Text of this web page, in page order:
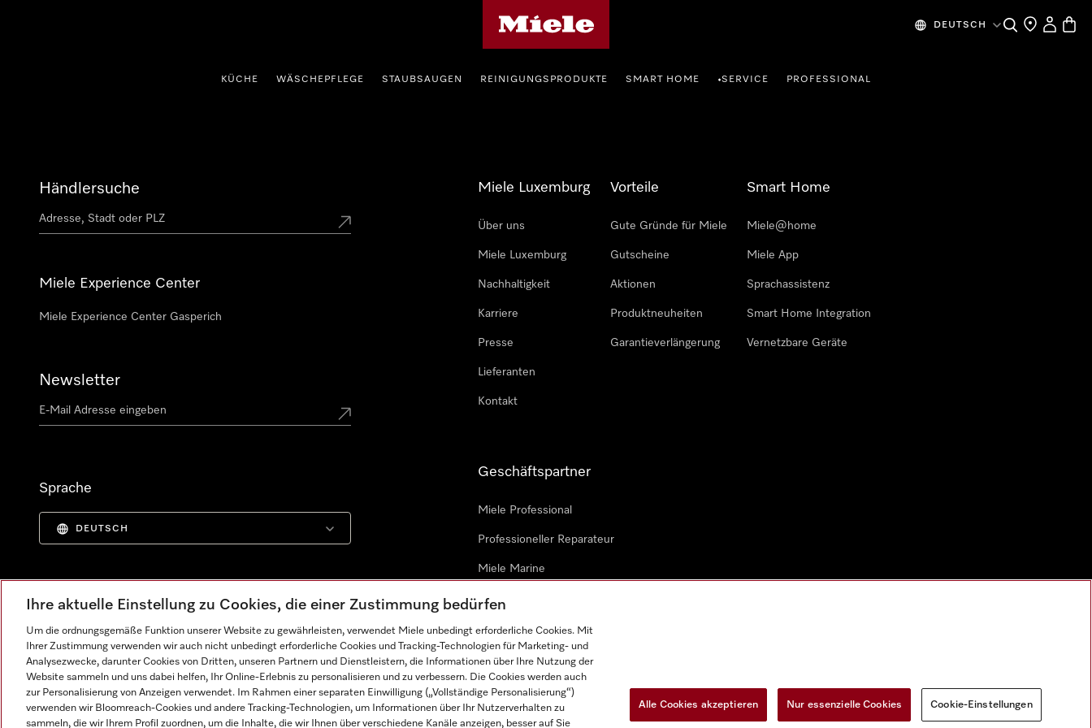
DEUTSCH SucheHändlersuche
KÜCHE WÄSCHEPFLEGE STAUBSAUGEN REINIGUNGSPRODUKTE SMART HOME •SERVICE PROFESSIONAL
Händlersuche
Miele Experience Center
Miele Experience Center Gasperich
Newsletter
Sprache
DEUTSCH
Miele Luxemburg
Über uns
Miele Luxemburg
Nachhaltigkeit
Karriere
Presse
Lieferanten
Kontakt
Vorteile
Gute Gründe für Miele
Gutscheine
Aktionen
Produktneuheiten
Garantieverlängerung
Smart Home
Miele@home
Miele App
Sprachassistenz
Smart Home Integration
Vernetzbare Geräte
Geschäftspartner
Miele Professional
Professioneller Reparateur
Miele Marine
Architekten & Bauträger
Impressum AGB Datenschutz Nutzungsbedingungen Barrièrefreiheetserklärung Gesetzen über digitale Dienste Widerrufsformular Cookie-Einstellungen
Ihre aktuelle Einstellung zu Cookies, die einer Zustimmung bedürfen
Um die ordnungsgemäße Funktion unserer Website zu gewährleisten, verwendet Miele unbedingt erforderliche Cookies. Mit
Ihrer Zustimmung verwenden wir auch nicht unbedingt erforderliche Cookies und Tracking-Technologien für Marketing- und
Analysezwecke, darunter Cookies von Dritten, unseren Partnern und Dienstleistern, die Informationen über Ihre Nutzung der
Website sammeln und uns dabei helfen, Ihr Online-Erlebnis zu personalisieren und zu verbessern. Die Cookies werden auch
zur Personalisierung von Anzeigen verwendet. Im Rahmen einer separaten Einwilligung („Vollständige Personalisierung“)
verwenden wir Bloomreach-Cookies und andere Tracking-Technologien, um Informationen über Ihr Nutzerverhalten zu
sammeln, die wir Ihrem Profil zuordnen, um die Inhalte, die wir Ihnen über verschiedene Kanäle anzeigen, besser auf Sie
Alle Cookies akzeptieren Nur essenzielle Cookies Cookie-Einstellungen